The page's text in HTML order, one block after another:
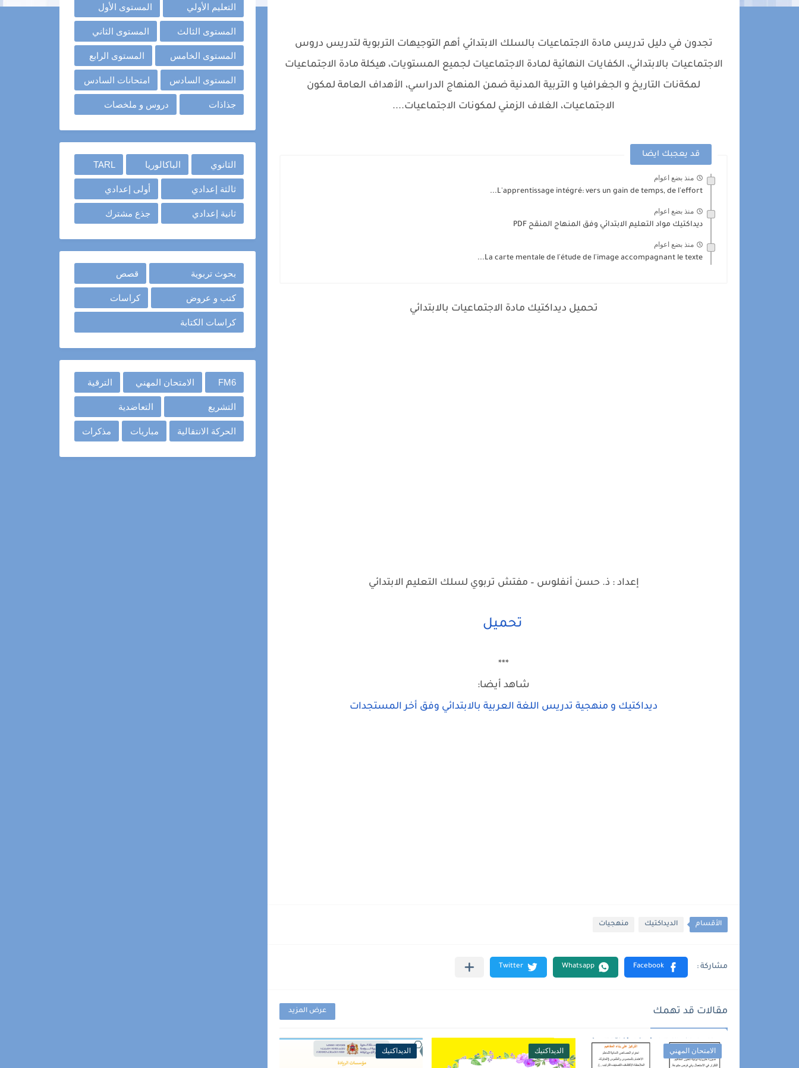
تجدون في دليل تدريس مادة الاجتماعيات بالسلك الابتدائي أهم التوجيهات التربوية لتدريس دروس
الاجتماعيات بالابتدائي، الكفايات النهائية لمادة الاجتماعيات لجميع المستويات، هيكلة مادة الاجتماعيات
لمكةنات التاريخ و الجغرافيا و التربية المدنية ضمن المنهاج الدراسي، الأهداف العامة لمكون
الاجتماعيات، الغلاف الزمني لمكونات الاجتماعيات....
قد يعجبك ايضا
منذ بضع اعوام
L'apprentissage intégré: vers un gain de temps, de l'effort...
منذ بضع اعوام
ديداكتيك مواد التعليم الابتدائي وفق المنهاج المنقح PDF
منذ بضع اعوام
La carte mentale de l'étude de l'image accompagnant le texte...
تحميل ديداكتيك مادة الاجتماعيات بالابتدائي
إعداد : ذ. حسن أنفلوس – مفتش تربوي لسلك التعليم الابتدائي
تحميل
***
شاهد أيضا:
ديداكتيك و منهجية تدريس اللغة العربية بالابتدائي وفق أخر المستجدات
الأقسام الديداكتيك منهجيات
مقالات قد تهمك عرض المزيد
الامتحان المهني الديداكتيك الديداكتيك
التعليم الأولي المستوى الأول
المستوى الثالث المستوى الثاني
المستوى الخامس المستوى الرابع
المستوى السادس امتحانات السادس
جذاذات دروس و ملخصات
الثانوي الباكالوريا TARL
ثالثة إعدادي أولى إعدادي
ثانية إعدادي جذع مشترك
بحوث تربوية قصص
كتب و عروض كراسات
كراسات الكتابة
FM6 الامتحان المهني الترقية
التشريع التعاضدية
الحركة الانتقالية مباريات مذكرات